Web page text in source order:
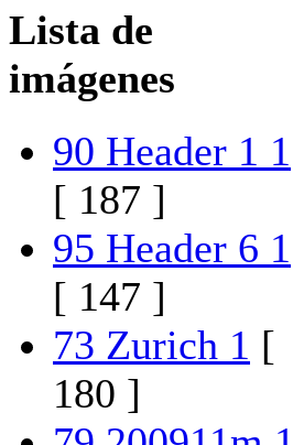
Lista de
imágenes
90 Header 1 1
[ 187 ]
95 Header 6 1
[ 147 ]
73 Zurich 1 [
180 ]